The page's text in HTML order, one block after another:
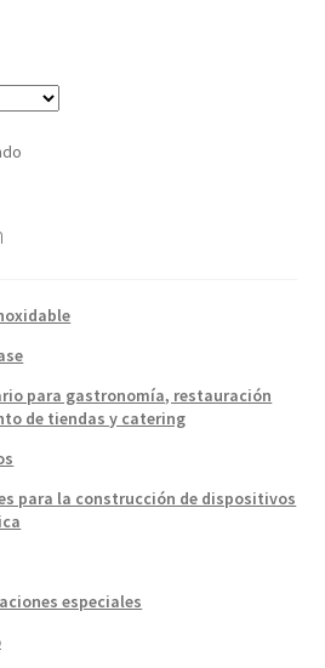
para gastronomía, restauración
de tiendas y catering
para la construcción de dispositivos
especiales